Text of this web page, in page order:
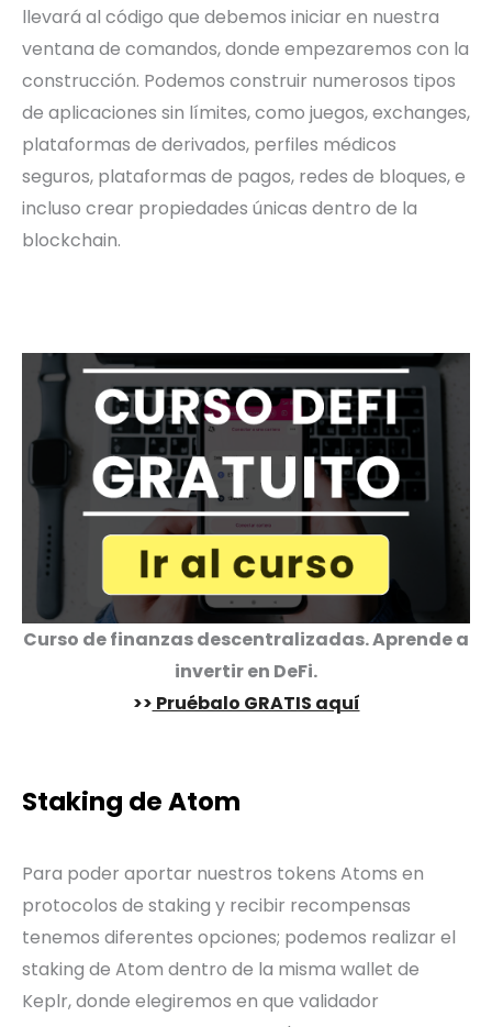
llevará al código que debemos iniciar en nuestra
ventana de comandos, donde empezaremos con la
construcción. Podemos construir numerosos tipos
de aplicaciones sin límites, como juegos, exchanges,
plataformas de derivados, perfiles médicos
seguros, plataformas de pagos, redes de bloques, e
incluso crear propiedades únicas dentro de la
blockchain.
Curso de finanzas descentralizadas. Aprende a
invertir en DeFi.
>> Pruébalo GRATIS aquí
Staking de Atom
Para poder aportar nuestros tokens Atoms en
protocolos de staking y recibir recompensas
tenemos diferentes opciones; podemos realizar el
staking de Atom dentro de la misma wallet de
Keplr, donde elegiremos en que validador